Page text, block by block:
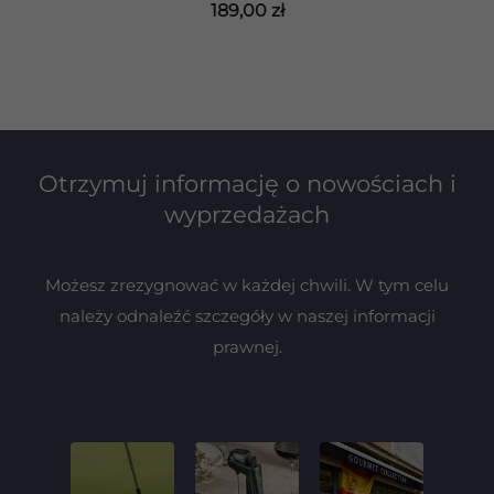
189,00 zł
Otrzymuj informację o nowościach i
wyprzedażach
Możesz zrezygnować w każdej chwili. W tym celu
należy odnaleźć szczegóły w naszej informacji
prawnej.